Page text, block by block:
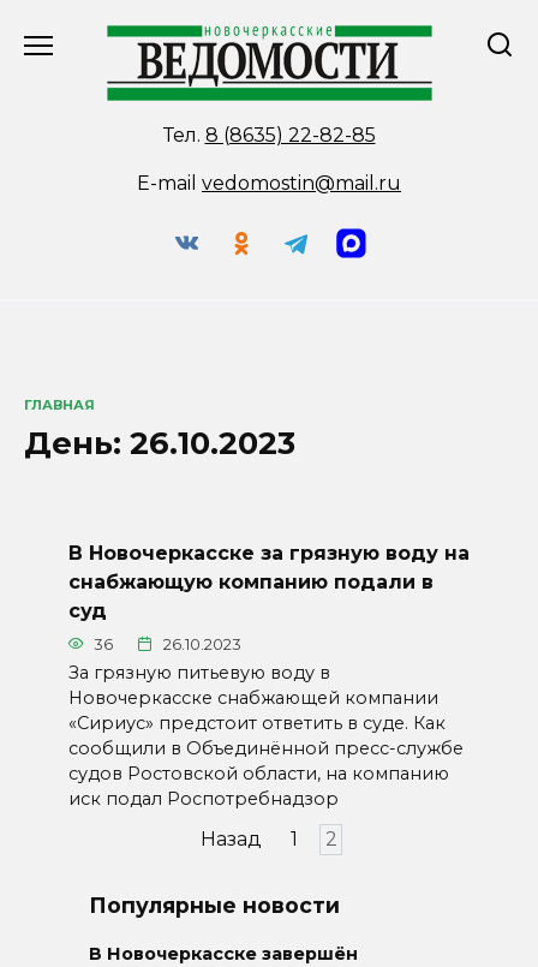
Тел. 8 (8635) 22-82-85
E-mail vedomostin@mail.ru
ГЛАВНАЯ
День: 26.10.2023
В Новочеркасске за грязную воду на
снабжающую компанию подали в
суд
36 26.10.2023
За грязную питьевую воду в
Новочеркасске снабжающей компании
«Сириус» предстоит ответить в суде. Как
сообщили в Объединённой пресс-службе
судов Ростовской области, на компанию
иск подал Роспотребнадзор
Назад 1 2
Популярные новости
В Новочеркасске завершён